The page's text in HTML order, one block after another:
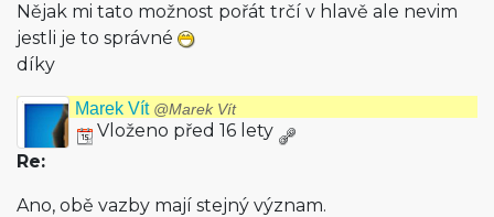
Nějak mi tato možnost pořát trčí v hlavě ale nevim
jestli je to správné
díky
Marek Vít @Marek Vít
Vloženo před 16 lety
Re:
Ano, obě vazby mají stejný význam.